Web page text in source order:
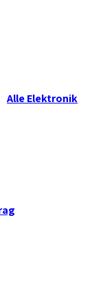
Alle Elektronik